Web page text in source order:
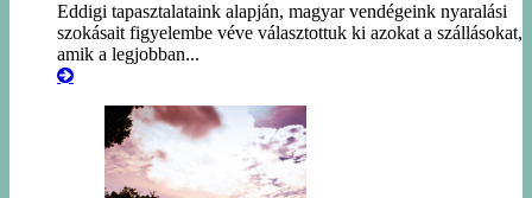
Eddigi tapasztalataink alapján, magyar vendégeink nyaralási
szokásait figyelembe véve választottuk ki azokat a szállásokat,
amik a legjobban...